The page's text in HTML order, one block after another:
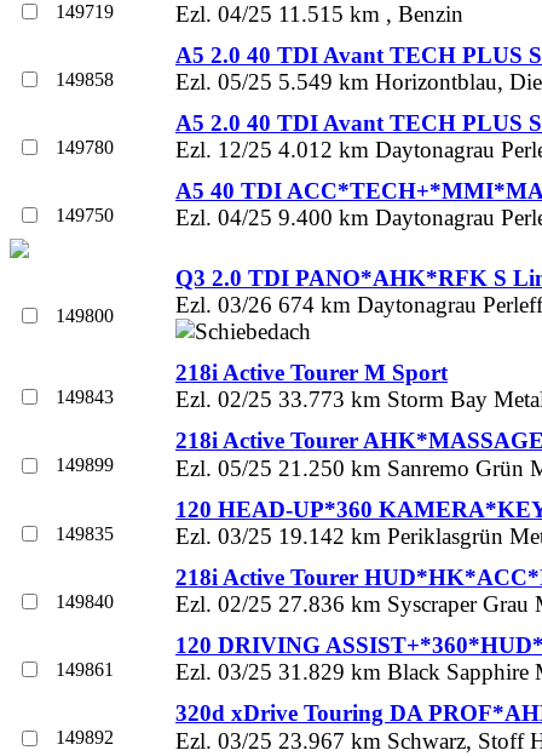
149719
Ezl. 04/25 11.515 km , Benzin
149858
A5 2.0 40 TDI Avant TECH PLUS
Ezl. 05/25 5.549 km Horizontblau,
149780
A5 2.0 40 TDI Avant TECH PLUS
Ezl. 12/25 4.012 km Daytonagrau
149750
A5 40 TDI
Ezl. 04/25 9.400 km Daytonagrau
149800
Q3 2.0 TDI PANO*AHK*RFK S
Ezl. 03/26 674 km Daytonagrau
149843
218i Active Tourer M Sport
Ezl. 02/25 33.773 km Storm Bay
149899
218i Active Tourer
Ezl. 05/25 21.250 km Sanremo Grün
149835
120 HEAD-UP*360
Ezl. 03/25 19.142 km Periklasgrün
149840
218i Active Tourer
Ezl. 02/25 27.836 km Syscraper Grau
149861
120 DRIVING
Ezl. 03/25 31.829 km Black Sapphire
149892
320d xDrive Touring DA
Ezl. 03/25 23.967 km Schwarz, Stoff